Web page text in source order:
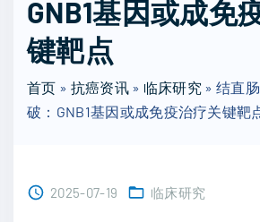
c
h
r
:
GNB1基因或成免
键靶点
首页 » 抗癌资讯» 临床研究 »结直
破：GNB1基因或成免疫治疗关键靶
2025-07-19 临床研究